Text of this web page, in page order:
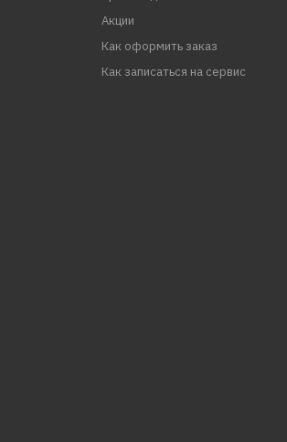
Акции
Как оформить заказ
Как записаться на сервис